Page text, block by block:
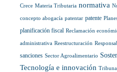
Crece Materia Tributaria normativa
concepto abogacía patentar patente
planificación fiscal Reclamación
administrativa Reestructuración
sanciones Sector Agroalimentario
Tecnología e innovación